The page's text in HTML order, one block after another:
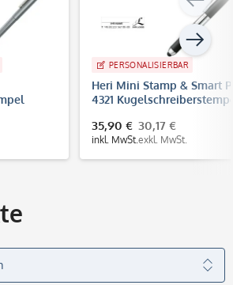
PERSONALISIERBAR
Heri Mini Stamp & Smart
4321
35,90 €
inkl. MwSt.
30,17 €
exkl. MwSt.